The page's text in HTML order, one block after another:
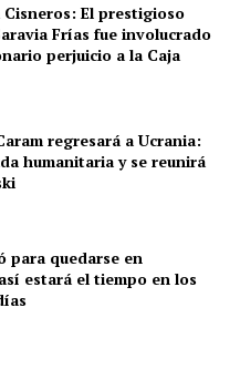
Cisneros: El prestigioso
Frías fue involucrado
perjuicio a la Caja
regresará a Ucrania:
humanitaria y se reunirá
para quedarse en
estará el tiempo en los